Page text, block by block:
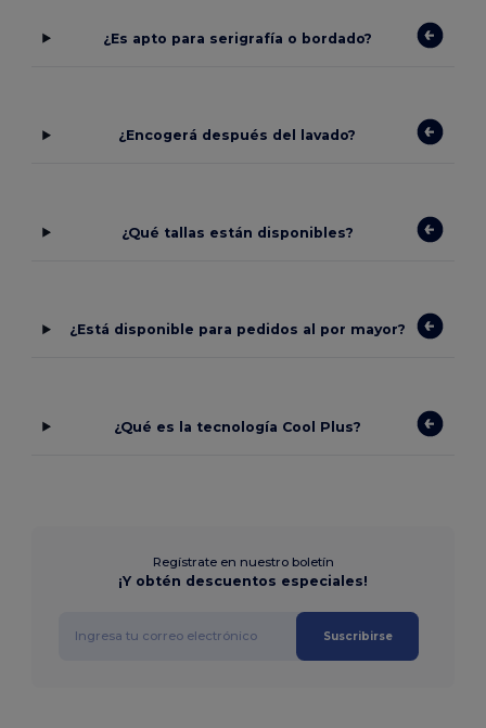
¿Es apto para serigrafía o bordado?
¿Encogerá después del lavado?
¿Qué tallas están disponibles?
¿Está disponible para pedidos al por mayor?
¿Qué es la tecnología Cool Plus?
Regístrate en nuestro boletín
¡Y obtén descuentos especiales!
Suscribirse